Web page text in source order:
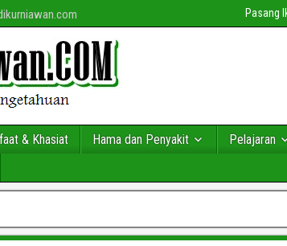
Pasang
& Khasiat Hama dan Penyakit Pelajaran